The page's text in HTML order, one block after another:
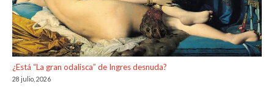
¿Está “La gran odalisca” de Ingres desnuda?
28 julio, 2026